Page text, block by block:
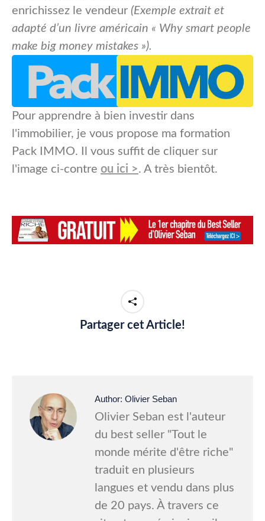
enrichissez le vendeur (Exemple extrait et
adapté d’un livre américain « Why smart people
make big money mistakes »).
Pour apprendre à bien investir dans
l'immobilier, je vous propose ma formation
Pack IMMO. Il vous suffit de cliquer sur
l'image ci-contre ou ici >. A très bientôt.
Partager cet Article!
Author: Olivier Seban
Olivier Seban est l'auteur
du best seller "Tout le
monde mérite d'être riche"
traduit en plusieurs
langues et vendu dans plus
de 20 pays. À travers ce